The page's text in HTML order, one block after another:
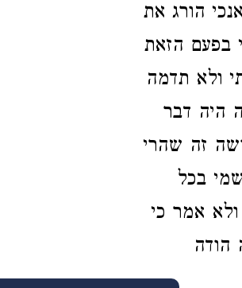
הורג את
בפעם הזאת
ולא תדמה
היה דבר
זה שהרי
בכל
אמר כי
הודה